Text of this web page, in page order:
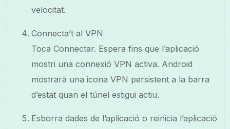
velocitat.
Connecta’t al VPN
Toca Connectar. Espera fins que l’aplicació
mostri una connexió VPN activa. Android
mostrarà una icona VPN persistent a la barra
d’estat quan el túnel estigui actiu.
Esborra dades de l’aplicació o reinicia l’aplicació